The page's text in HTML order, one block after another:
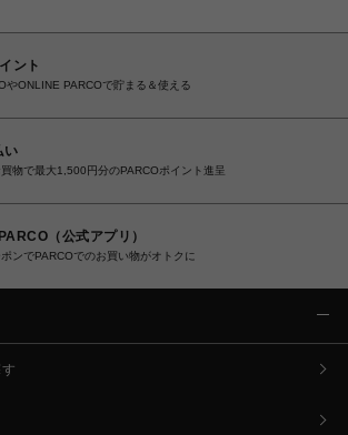
ント
やONLINE PARCOで貯まる＆使える
い
物で最大1,500円分のPARCOポイント進呈
（公式アプリ）
ンでPARCOでのお買い物がオトクに